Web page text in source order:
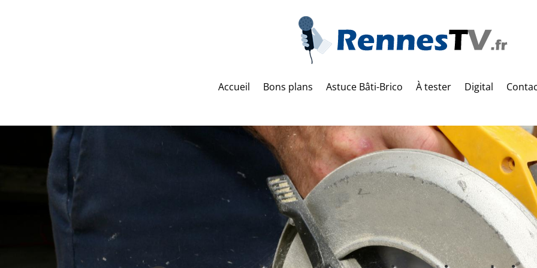
Accueil Bons plans Astuce Bâti-Brico À tester Digital